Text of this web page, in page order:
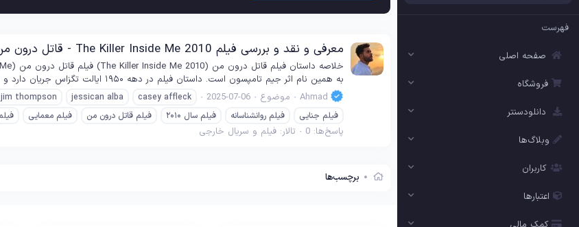
فهرست
صفحه اصلی
فروشگاه
دانلودسنتر
وبلاگ‌ها
کاربران
اعتبارها
معرفی و نقد و بررسی فیلم The Killer Inside Me 2010 - قاتل درون من
به همین نام اثر جیم تامپسون است. داستان فیلم در دهه ۱۹۵۰ ایالت تگزاس جریان دارد و درباره لو فورد (با بازی کیسی افلک)، معاون کلانتر...
Ahmad
موضوع 2025-07-06
casey affleck
jessican alba
jim thompson
فیلم جنایی
فیلم روانشناسانه فیلم سال ۲۰۱۰ فیلم قاتل درون من فیلم معمایی
پاسخ‌ها: 0 تالار: فیلم و سریال خارجی
برچسب‌ها